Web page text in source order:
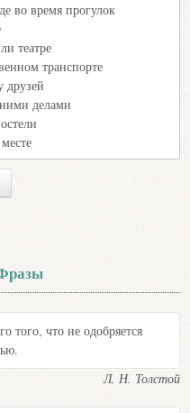
во время прогулок
театре
транспорте
друзей
делами
того, что не одобряется
Л. Н. Толстой